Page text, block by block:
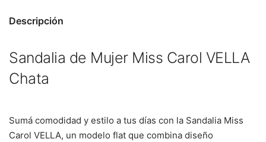
Descripción
Sandalia de Mujer Miss Carol VELLA
Chata
Sumá comodidad y estilo a tus días con la Sandalia Miss
Carol VELLA, un modelo flat que combina diseño